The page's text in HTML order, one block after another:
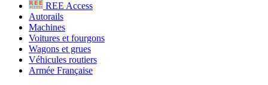
REE Access
Autorails
Machines
Voitures et fourgons
Wagons et grues
Véhicules routiers
Armée Française